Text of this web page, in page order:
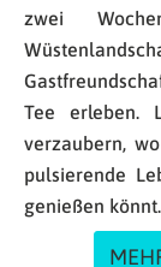
zwei
Tee erleben.
verzaubern,
pulsierende
genießen könnt.